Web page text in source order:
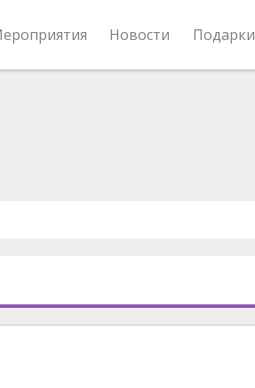
Новости Подарки